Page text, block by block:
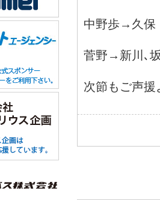
中野歩→久保
菅野→新川､
次節もご声